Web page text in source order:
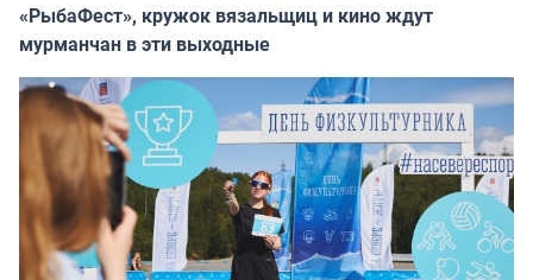
«РыбаФест», кружок вязальщиц и кино ждут
мурманчан в эти выходные